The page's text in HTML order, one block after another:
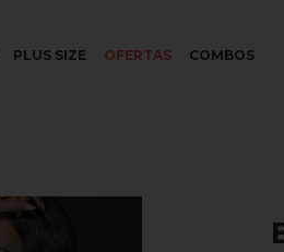
PLUS SIZE OFERTAS COMBOS